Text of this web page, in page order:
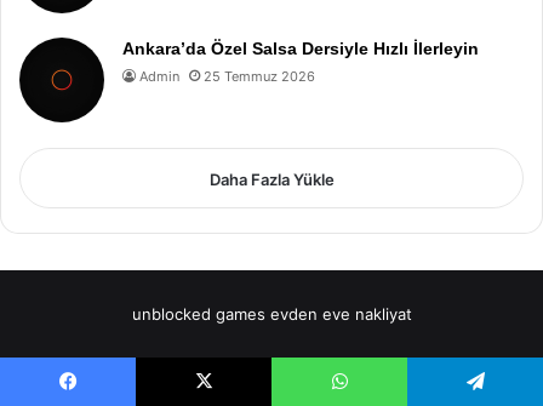
Ankara’da Özel Salsa Dersiyle Hızlı İlerleyin
Admin 25 Temmuz 2026
Daha Fazla Yükle
unblocked games evden eve nakliyat